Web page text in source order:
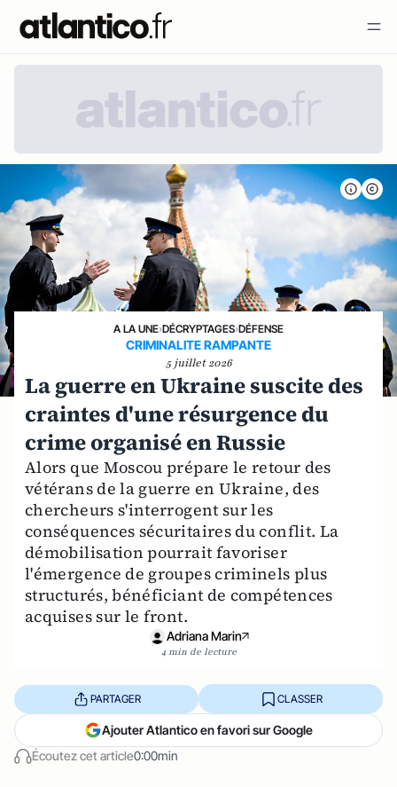
A LA UNE›DÉCRYPTAGES›DÉFENSE
CRIMINALITE RAMPANTE
5 juillet 2026
La guerre en Ukraine suscite des
craintes d'une résurgence du
crime organisé en Russie
Alors que Moscou prépare le retour des
vétérans de la guerre en Ukraine, des
chercheurs s'interrogent sur les
conséquences sécuritaires du conflit. La
démobilisation pourrait favoriser
l'émergence de groupes criminels plus
structurés, bénéficiant de compétences
acquises sur le front.
Adriana Marin
4 min de lecture
Écoutez cet article0:00min
PARTAGER CLASSER
Ajouter Atlantico en favori sur Google